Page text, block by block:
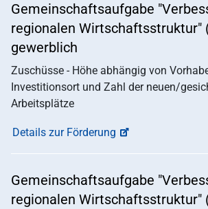
Gemeinschaftsaufgabe
regionalen Wirtschaftsstruktur"
gewerblich
Zuschüsse - Höhe abhängig von
Investitionsort und Zahl der neuen/
Arbeitsplätze
Details zur Förderung
Gemeinschaftsaufgabe
regionalen Wirtschaftsstruktur"